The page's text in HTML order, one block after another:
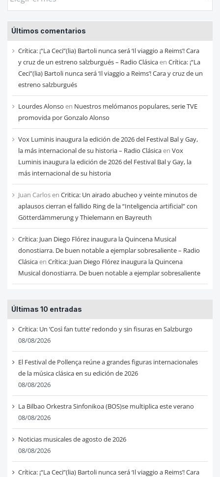
entradas
de
cada
mes
Últimos comentarios
Crítica: ¡“La Ceci”(lia) Bartoli nunca será ‘Il viaggio a Reims’! Cara
y cruz de un estreno salzburgués – Radio Clásicaen Crítica: ¡“La
Ceci”(lia) Bartoli nunca será ‘Il viaggio a Reims’! Cara y cruz de un
estreno salzburgués
Lourdes Alonso en Nuestros melómanos populares, serie TVE
promovida por Gonzalo Alonso
Vox Luminis inaugura la edición de 2026 del Festival Bal y Gay,
la más internacional de su historia – Radio Clásicaen Vox
Luminis inaugura la edición de 2026 del Festival Bal y Gay, la
más internacional de su historia
Juan Carlosen Critica: Un airado abucheo y veinte minutos de
aplausos cierran el fallido Ring de la “Inteligencia artificial” con
Götterdämmerung y Thielemann en Bayreuth
Crítica: Juan Diego Flórez inaugura la Quincena Musical
donostiarra. De buen notable a ejemplar sobresaliente – Radio
Clásicaen Crítica: Juan Diego Flórez inaugura la Quincena
Musical donostiarra. De buen notable a ejemplar sobresaliente
Últimas 10 entradas
Crítica: Un ‘Così fan tutte’ redondo y sin fisuras en Salzburgo
08/08/2026
El Festival de Pollença reúne a grandes figuras internacionales
de la música clásica en su edición de 2026
08/08/2026
La Bilbao Orkestra Sinfonikoa (BOS)se multiplica este verano
08/08/2026
Noticias musicales de agosto de 2026
08/08/2026
Crítica: ¡“La Ceci”(lia) Bartoli nunca será ‘Il viaggio a Reims’! Cara